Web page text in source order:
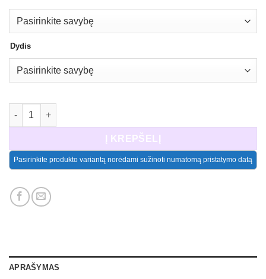
Dydis
produkto kiekis: Vaza sausoms gėlėms, marmuro imitacija
Į KREPŠELĮ
Pasirinkite produkto variantą norėdami sužinoti numatomą pristatymo datą
APRAŠYMAS